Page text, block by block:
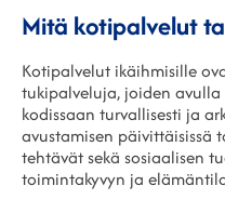
Mitä kotipalvelut
Kotipalvelut ikäihmisille
tukipalveluja, joiden avulla
kodissaan turvallisesti ja
avustamisen päivittäisissä
tehtävät sekä sosiaalisen
toimintakyvyn ja